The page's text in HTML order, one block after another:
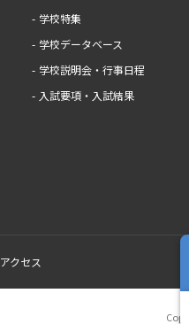
学校特集
学校データベース
学校説明会・行事日程
入試要項・入試結果
アクセス